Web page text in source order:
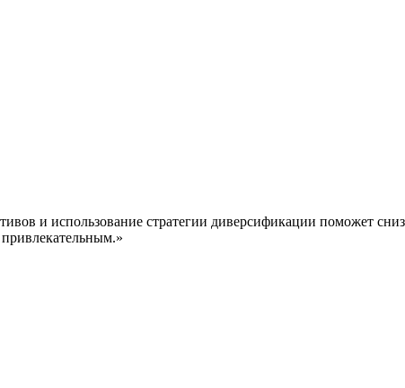
и использование стратегии диверсификации поможет